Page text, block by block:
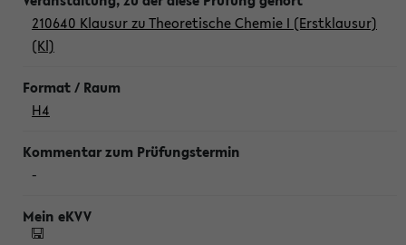
210640 Klausur zu Theoretische Chemie I (Erstklausur)
(Kl)
H4
-